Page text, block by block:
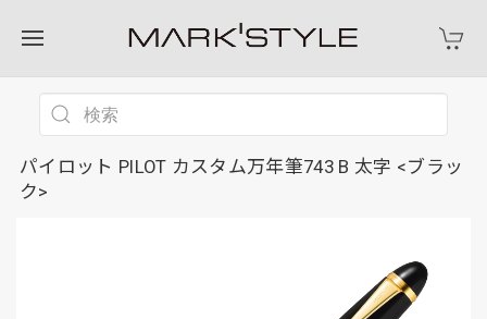
パイロット PILOT カスタム万年筆743 B 太字 <ブラッ
ク>